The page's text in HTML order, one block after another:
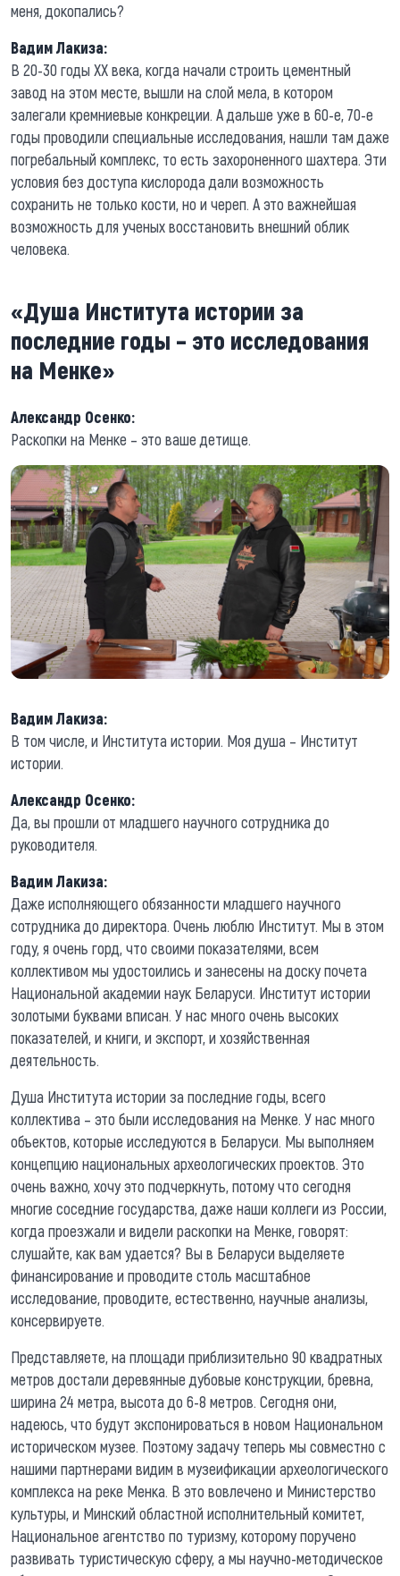
меня, докопались?
Вадим Лакиза:
В 20-30 годы ХХ века, когда начали строить цементный
завод на этом месте, вышли на слой мела, в котором
залегали кремниевые конкреции. А дальше уже в 60-е, 70-е
годы проводили специальные исследования, нашли там даже
погребальный комплекс, то есть захороненного шахтера. Эти
условия без доступа кислорода дали возможность
сохранить не только кости, но и череп. А это важнейшая
возможность для ученых восстановить внешний облик
человека.
«Душа Института истории за
последние годы – это исследования
на Менке»
Александр Осенко:
Раскопки на Менке – это ваше детище.
Вадим Лакиза:
В том числе, и Института истории. Моя душа – Институт
истории.
Александр Осенко:
Да, вы прошли от младшего научного сотрудника до
руководителя.
Вадим Лакиза:
Даже исполняющего обязанности младшего научного
сотрудника до директора. Очень люблю Институт. Мы в этом
году, я очень горд, что своими показателями, всем
коллективом мы удостоились и занесены на доску почета
Национальной академии наук Беларуси. Институт истории
золотыми буквами вписан. У нас много очень высоких
показателей, и книги, и экспорт, и хозяйственная
деятельность.
Душа Института истории за последние годы, всего
коллектива – это были исследования на Менке. У нас много
объектов, которые исследуются в Беларуси. Мы выполняем
концепцию национальных археологических проектов. Это
очень важно, хочу это подчеркнуть, потому что сегодня
многие соседние государства, даже наши коллеги из России,
когда проезжали и видели раскопки на Менке, говорят:
слушайте, как вам удается? Вы в Беларуси выделяете
финансирование и проводите столь масштабное
исследование, проводите, естественно, научные анализы,
консервируете.
Представляете, на площади приблизительно 90 квадратных
метров достали деревянные дубовые конструкции, бревна,
ширина 24 метра, высота до 6-8 метров. Сегодня они,
надеюсь, что будут экспонироваться в новом Национальном
историческом музее. Поэтому задачу теперь мы совместно с
нашими партнерами видим в музеификации археологического
комплекса на реке Менка. В это вовлечено и Министерство
культуры, и Минский областной исполнительный комитет,
Национальное агентство по туризму, которому поручено
развивать туристическую сферу, а мы научно-методическое